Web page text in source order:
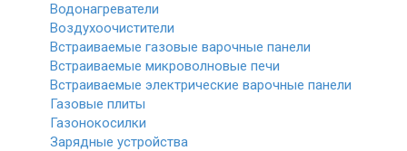
Водонагреватели
Воздухоочистители
Встраиваемые газовые варочные панели
Встраиваемые микроволновые печи
Встраиваемые электрические варочные панели
Газовые плиты
Газонокосилки
Зарядные устройства